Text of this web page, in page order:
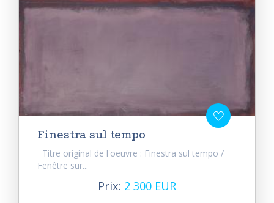
Finestra sul tempo
Titre original de l'oeuvre : Finestra sul tempo /
Fenêtre sur...
Prix: 2 300 EUR